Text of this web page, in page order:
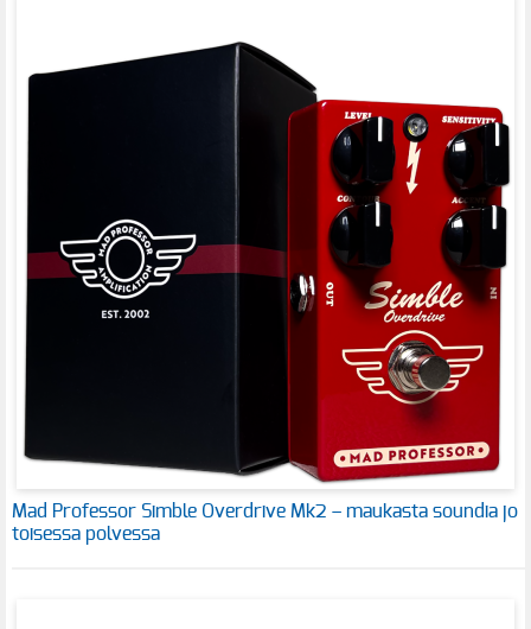
Mad Professor Simble Overdrive Mk2 – maukasta soundia jo
toisessa polvessa